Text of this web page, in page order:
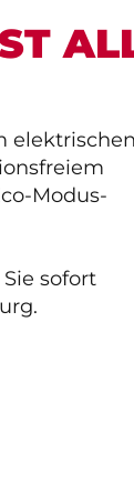
elektrischen
Modus-
sofort